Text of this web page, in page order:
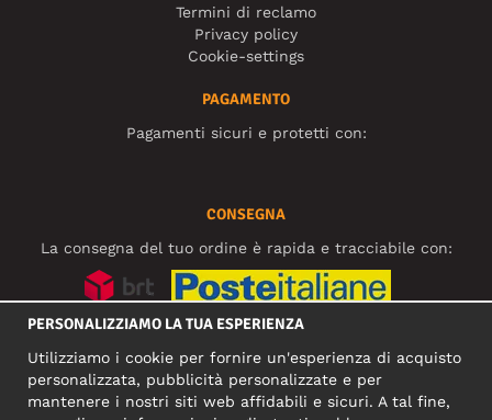
Termini di reclamo
Privacy policy
Cookie-settings
PAGAMENTO
Pagamenti sicuri e protetti con:
CONSEGNA
La consegna del tuo ordine è rapida e tracciabile con:
PERSONALIZZIAMO LA TUA ESPERIENZA
Utilizziamo i cookie per fornire un'esperienza di acquisto
personalizzata, pubblicità personalizzate e per
mantenere i nostri siti web affidabili e sicuri. A tal fine,